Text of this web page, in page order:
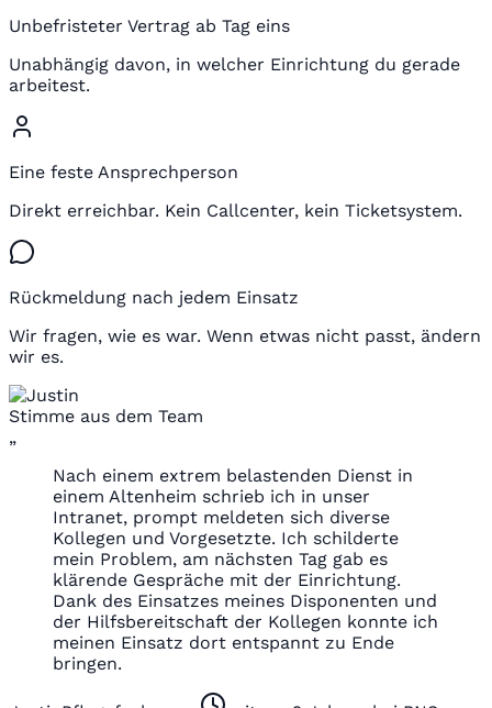
Unbefristeter Vertrag ab Tag eins
Unabhängig davon, in welcher Einrichtung du gerade
arbeitest.
Eine feste Ansprechperson
Direkt erreichbar. Kein Callcenter, kein Ticketsystem.
Rückmeldung nach jedem Einsatz
Wir fragen, wie es war. Wenn etwas nicht passt, ändern
wir es.
Stimme aus dem Team
„
Nach einem extrem belastenden Dienst in
einem Altenheim schrieb ich in unser
Intranet, prompt meldeten sich diverse
Kollegen und Vorgesetzte. Ich schilderte
mein Problem, am nächsten Tag gab es
klärende Gespräche mit der Einrichtung.
Dank des Einsatzes meines Disponenten und
der Hilfsbereitschaft der Kollegen konnte ich
meinen Einsatz dort entspannt zu Ende
bringen.